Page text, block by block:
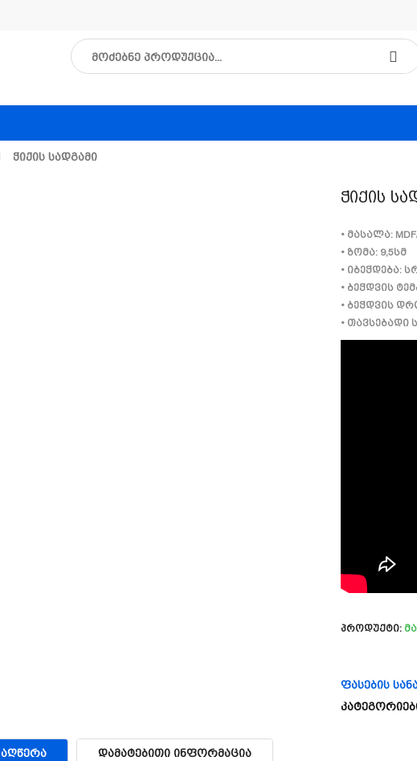
Ჭიქის Სადგამი
Ჭიქის
• მასალა:
• ზომა: 9,5სმ
• იბეჭდება:
• ბეჭდვის
• ბეჭდვის
• თავსებადი
Პროდუქტი:
ფასების
ᲐᲦᲬᲔᲠᲐ ᲓᲐᲛᲐᲢᲔᲑᲘᲗᲘ ᲘᲜᲤᲝᲠᲛᲐᲪᲘᲐ